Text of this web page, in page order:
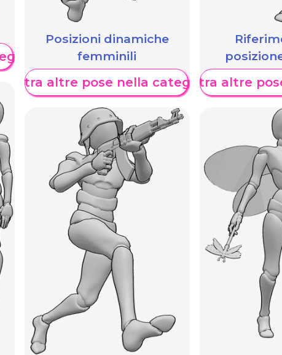
Posizioni dinamiche
femminili
Mostra altre pose nella categoria
Mostra altre